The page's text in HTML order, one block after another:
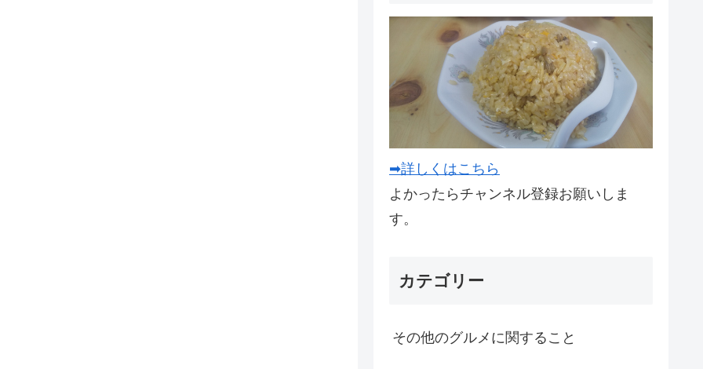
➡詳しくはこちら
よかったらチャンネル登録お願いしま
す。
カテゴリー
その他のグルメに関すること